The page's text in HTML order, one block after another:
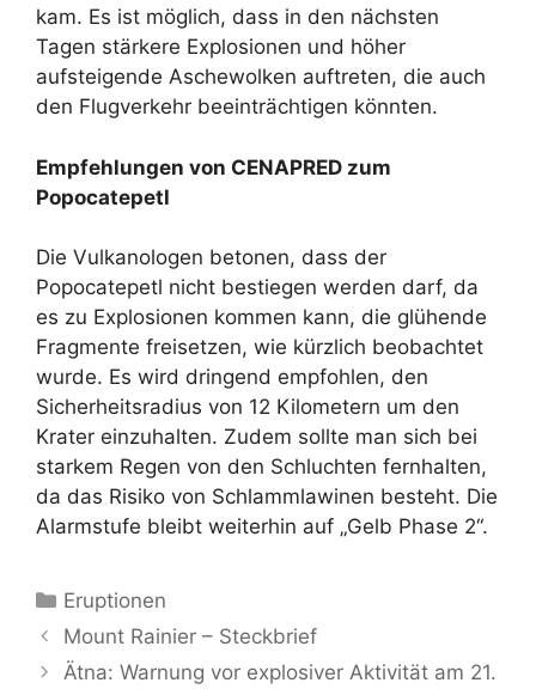
kam. Es ist möglich, dass in den nächsten
Tagen stärkere Explosionen und höher
aufsteigende Aschewolken auftreten, die auch
den Flugverkehr beeinträchtigen könnten.
Empfehlungen von CENAPRED zum
Popocatepetl
Die Vulkanologen betonen, dass der
Popocatepetl nicht bestiegen werden darf, da
es zu Explosionen kommen kann, die glühende
Fragmente freisetzen, wie kürzlich beobachtet
wurde. Es wird dringend empfohlen, den
Sicherheitsradius von 12 Kilometern um den
Krater einzuhalten. Zudem sollte man sich bei
starkem Regen von den Schluchten fernhalten,
da das Risiko von Schlammlawinen besteht. Die
Alarmstufe bleibt weiterhin auf „Gelb Phase 2“.
Kategorien
Eruptionen
Mount Rainier – Steckbrief
Ätna: Warnung vor explosiver Aktivität am 21.